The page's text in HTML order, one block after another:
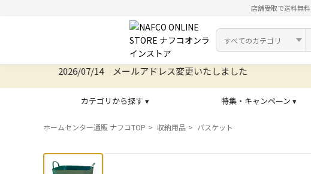
店舗受取で送料無料
カテゴリ
検索キーワード
2026/07/14 メールアドレス変更いたしました
カテゴリから探す ▾ 特集・キャンペーン ▾
ホームセンター通販 ナフコTOP 収納用品 バスケット